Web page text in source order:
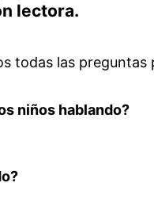
lectora.
todas las
niños hablando?